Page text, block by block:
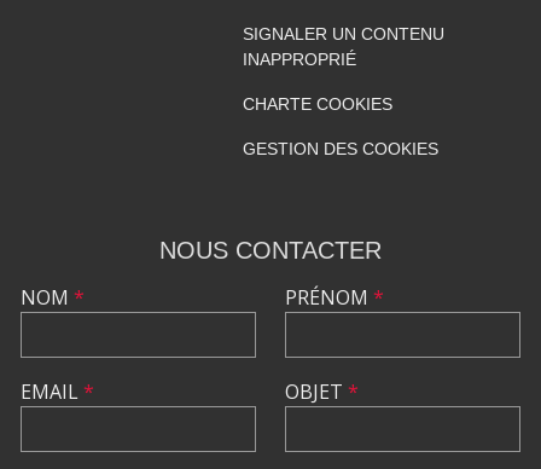
SIGNALER UN CONTENU
INAPPROPRIÉ
CHARTE COOKIES
GESTION DES COOKIES
NOUS CONTACTER
NOM *
EMAIL*
PRÉNOM *
OBJET *